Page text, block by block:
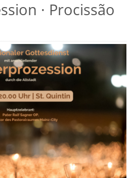
· Procissão